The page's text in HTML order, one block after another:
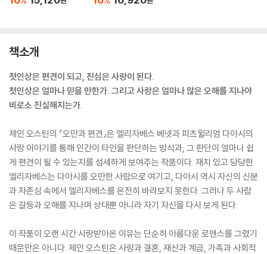
책소개
첫인상은 편견이 되고, 진심은 사랑이 된다.
첫인상은 얼마나 믿을 만한가. 그리고 사랑은 얼마나 많은 오해를 지나야
비로소 진실해지는가.
제인 오스틴의 『오만과 편견』은 엘리자베스 베넷과 피츠윌리엄 다아시의
사랑 이야기를 통해 인간이 타인을 판단하는 방식과, 그 판단이 얼마나 쉽
게 편견이 될 수 있는지를 섬세하게 보여주는 작품이다. 재치 있고 당당한
엘리자베스는 다아시를 오만한 사람으로 여기고, 다아시 역시 자신의 신분
과 자존심 속에서 엘리자베스를 온전히 바라보지 못한다. 그러나 두 사람
은 갈등과 오해를 지나며 상대뿐 아니라 자기 자신을 다시 보게 된다.
이 작품이 오랜 시간 사랑받아온 이유는 단순히 아름다운 로맨스를 그렸기
때문만은 아니다. 제인 오스틴은 사랑과 결혼, 재산과 계급, 가족과 사회적